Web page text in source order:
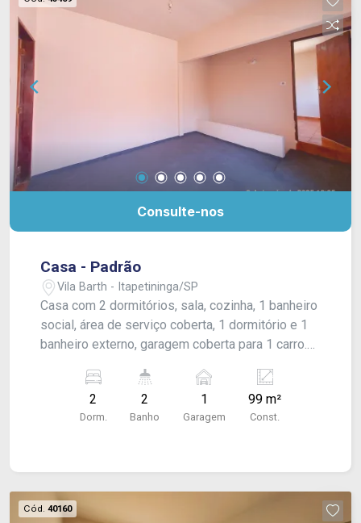
Consulte-nos
Casa - Padrão
Vila Barth - Itapetininga/SP
Casa com 2 dormitórios, sala, cozinha, 1 banheiro
social, área de serviço coberta, 1 dormitório e 1
banheiro externo, garagem coberta para 1 carro.
2
Dorm.
2
Banho
1
Garagem
99 m²
Const.
Cód. 40160